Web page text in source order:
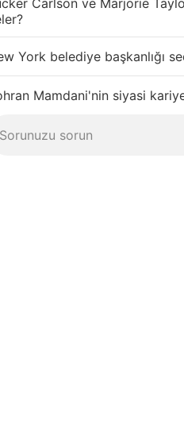
Carlson ve Marjorie
York belediye başkanlığı
Mamdani'nin siyasi